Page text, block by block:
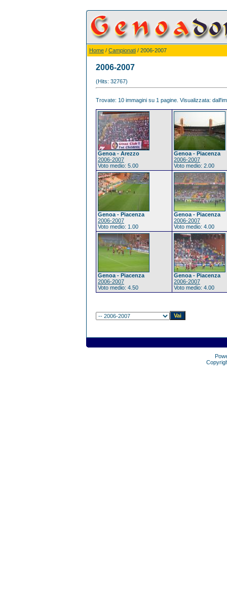
Home / Campionati / 2006-2007
2006-2007
(Hits: 32767)
Trovate: 10 immagini su 1 pagine. Visualizzata:
Genoa - Arezzo
2006-2007
Voto medio: 5.00
Genoa - Piacenza
2006-2007
Voto medio: 2.00
Genoa - Piacenza
2006-2007
Voto medio: 1.00
Genoa - Piacenza
2006-2007
Voto medio: 4.00
Genoa - Piacenza
2006-2007
Voto medio: 4.50
Genoa - Piacenza
2006-2007
Voto medio: 4.00